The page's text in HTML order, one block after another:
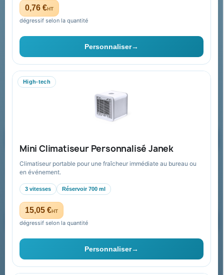
0,76 €HT
dégressif selon la quantité
Personnaliser→
High-tech
Mini Climatiseur Personnalisé Janek
Climatiseur portable pour une fraîcheur immédiate au bureau ou
en événement.
3 vitesses Réservoir 700 ml
15,05 €HT
dégressif selon la quantité
Personnaliser→
Plan du site
Contact & devis
06 09 53 17 41
WhatsApp
equipe@promenoch-goodies.com
Recevez nos offres spéciales
Vous pouvez vous désinscrire à tout moment. Vous trouverez pour
cela nos informations de contact dans les conditions d'utilisation du
site.